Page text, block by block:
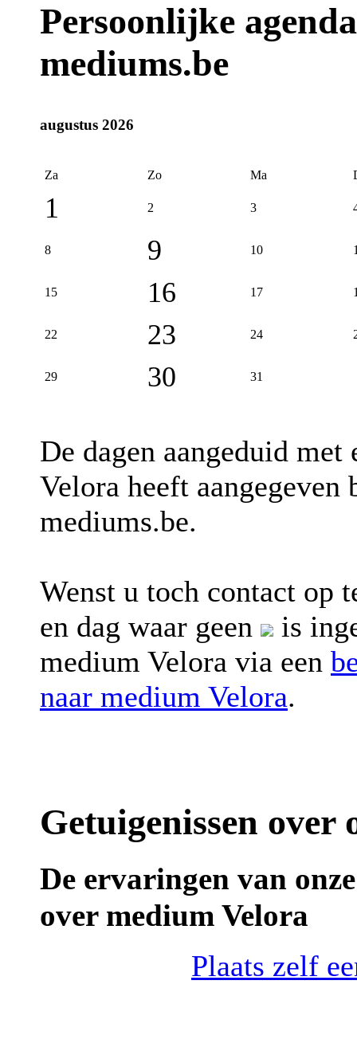
Persoonlijke
mediums.be
augustus 2026
Za Zo Ma
1 2 3
8 9 10
15 16 17
22 23 24
29 30 31
De dagen aangeduid met
Velora heeft
mediums.be.
Wenst u toch contact op
en dag waar geen
is
medium Velora via een
naar medium Velora.
Getuigenissen over
De ervaringen van
over medium Velora
Plaats zelf